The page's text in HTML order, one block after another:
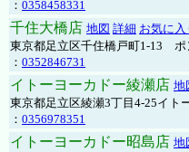
： 0358458331
千住大橋店 地図 詳細 お気に
東京都足立区千住橋戸町1-13 ポ
： 0352846731
イトーヨーカドー綾瀬店 地
東京都足立区綾瀬3丁目4-25イト
： 0356978351
イトーヨーカドー昭島店 地